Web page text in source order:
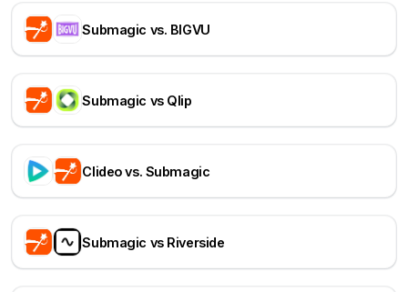
Submagic vs. BIGVU
Submagic vs Qlip
Clideo vs. Submagic
Submagic vs Riverside